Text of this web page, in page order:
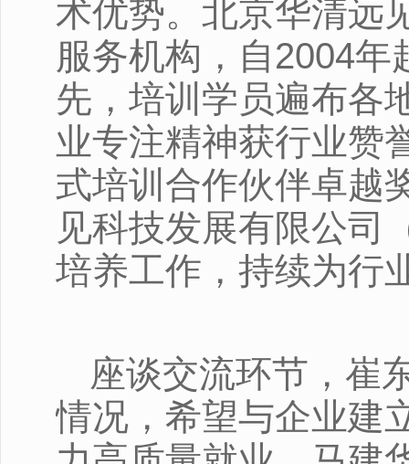
术优势。北京华清远
服务机构，自2004
先，培训学员遍布各
业专注精神获行业赞
式培训合作伙伴卓越
见科技发展有限公司
培养工作，持续为行
座谈交流环节，崔
情况，希望与企业建